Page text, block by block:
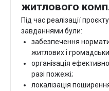
житлового
Під час реалізації
завданнями були:
забезпечення
житлових і
організація
разі пожежі;
локалізація